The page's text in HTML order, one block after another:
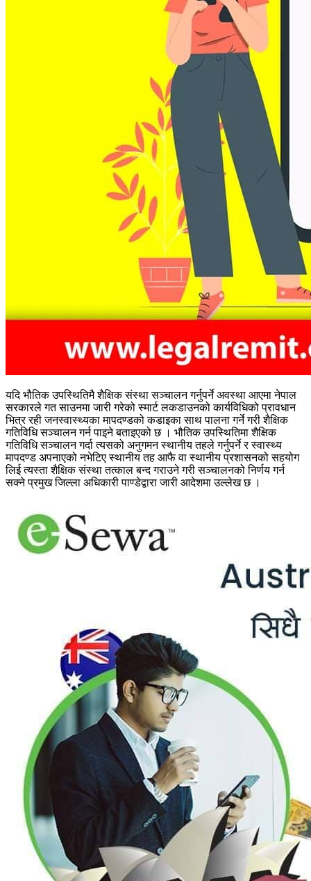
यदि भौतिक उपस्थितिमै शैक्षिक संस्था सञ्चालन गर्नुपर्ने अवस्था आएमा नेपाल
सरकारले गत साउनमा जारी गरेको स्मार्ट लकडाउनको कार्यविधिको प्रावधान
भित्र रही जनस्वास्थ्यका मापदण्डको कडाइका साथ पालना गर्ने गरी शैक्षिक
गतिविधि सञ्चालन गर्न पाइने बताइएको छ । भौतिक उपस्थितिमा शैक्षिक
गतिविधि सञ्चालन गर्दा त्यसको अनुगमन स्थानीय तहले गर्नुपर्ने र स्वास्थ्य
मापदण्ड अपनाएको नभेटिए स्थानीय तह आफै वा स्थानीय प्रशासनको सहयोग
लिई त्यस्ता शैक्षिक संस्था तत्काल बन्द गराउने गरी सञ्चालनको निर्णय गर्न
सक्ने प्रमुख जिल्ला अधिकारी पाण्डेद्वारा जारी आदेशमा उल्लेख छ ।